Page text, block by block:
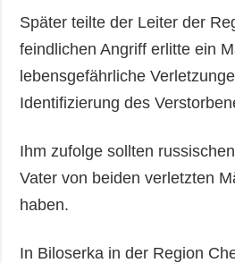
Später teilte der Leiter der
feindlichen Angriff erlitte ein
lebensgefährliche
Identifizierung des
Ihm zufolge sollten
Vater von beiden verletzten
haben.
In Biloserka in der Region